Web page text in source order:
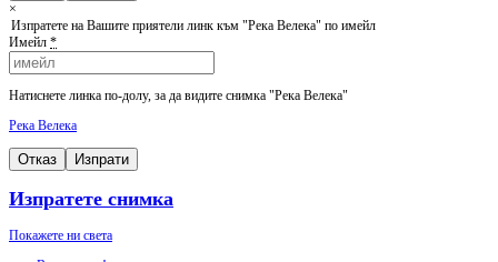
×
Изпратете на Вашите приятели линк към "Река Велека" по имейл
Имейл *
Натиснете линка по-долу, за да видите снимка "Река Велека"
Река Велека
Отказ Изпрати
Изпратете снимка
Покажете ни света